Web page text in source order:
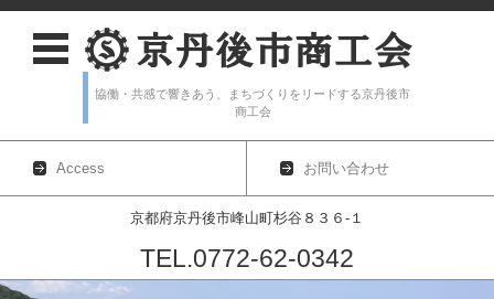
協働・共感で響きあう、まちづくりをリードする京丹後市
商工会
Access お問い合わせ
京都府京丹後市峰山町杉谷８３６-１
TEL.0772-62-0342
コンテンツに移動